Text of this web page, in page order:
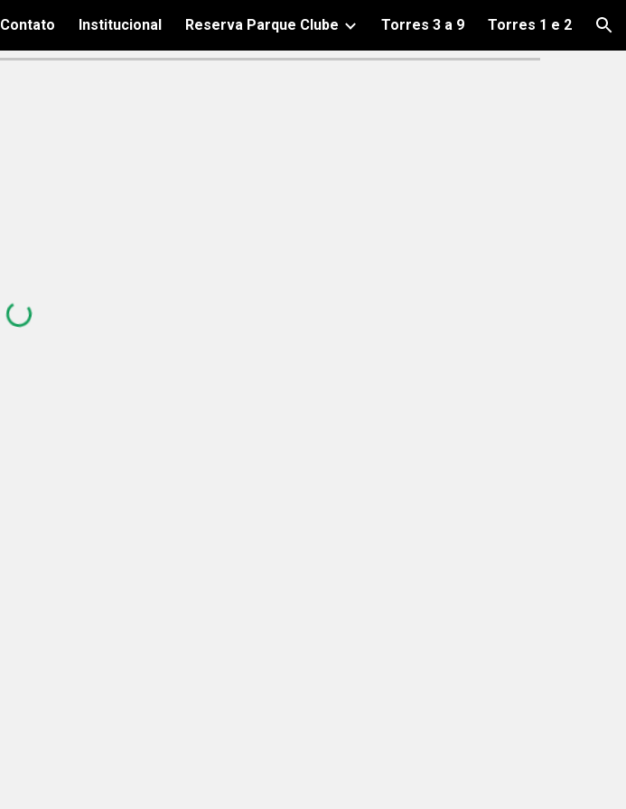
Skip to navigation
Contato Institucional Reserva Parque Clube Torres 3 a 9 Torres 1 e 2